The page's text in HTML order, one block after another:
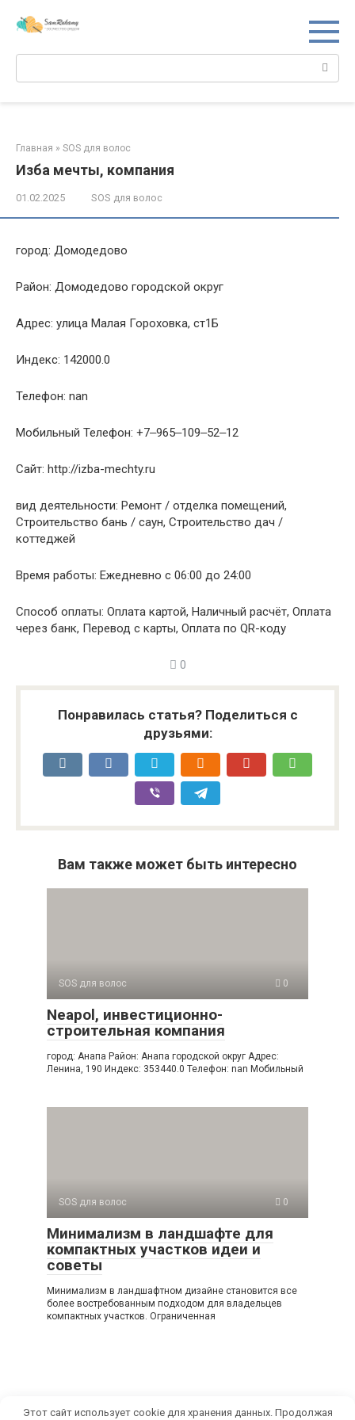
Главная » SOS для волос
Изба мечты, компания
01.02.2025 SOS для волос
город: Домодедово
Район: Домодедово городской округ
Адрес: улица Малая Гороховка, ст1Б
Индекс: 142000.0
Телефон: nan
Мобильный Телефон: +7‒965‒109‒52‒12
Сайт: http://izba-mechty.ru
вид деятельности: Ремонт / отделка помещений,
Строительство бань / саун, Строительство дач /
коттеджей
Время работы: Ежедневно с 06:00 до 24:00
Способ оплаты: Оплата картой, Наличный расчёт, Оплата
через банк, Перевод с карты, Оплата по QR-коду
0
Понравилась статья? Поделиться с
друзьями:
Вам также может быть интересно
SOS для волос 0
Neapol, инвестиционно-
строительная компания
город: Анапа Район: Анапа городской округ Адрес:
Ленина, 190 Индекс: 353440.0 Телефон: nan Мобильный
SOS для волос 0
Минимализм в ландшафте для
компактных участков идеи и
советы
Минимализм в ландшафтном дизайне становится все
более востребованным подходом для владельцев
компактных участков. Ограниченная
Этот сайт использует cookie для хранения данных. Продолжая